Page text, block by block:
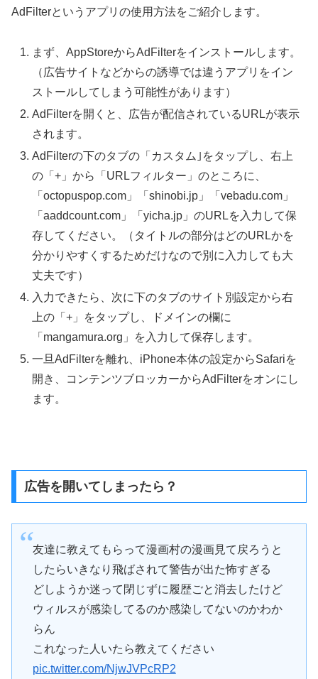
AdFilterというアプリの使用方法をご紹介します。
まず、AppStoreからAdFilterをインストールします。
（広告サイトなどからの誘導では違うアプリをイン
ストールしてしまう可能性があります）
AdFilterを開くと、広告が配信されているURLが表示
されます。
AdFilterの下のタブの「カスタム｣をタップし、右上
の「+」から「URLフィルター」のところに、
「octopuspop.com」「shinobi.jp」「vebadu.com」
「aaddcount.com」「yicha.jp」のURLを入力して保
存してください。（タイトルの部分はどのURLかを
分かりやすくするためだけなので別に入力しても大
丈夫です）
入力できたら、次に下のタブのサイト別設定から右
上の「+」をタップし、ドメインの欄に
「mangamura.org」を入力して保存します。
一旦AdFilterを離れ、iPhone本体の設定からSafariを
開き、コンテンツブロッカーからAdFilterをオンにし
ます。
広告を開いてしまったら？
友達に教えてもらって漫画村の漫画見て戻ろうと
したらいきなり飛ばされて警告が出た怖すぎる
どしようか迷って閉じずに履歴ごと消去したけど
ウィルスが感染してるのか感染してないのかわか
らん
これなった人いたら教えてください
pic.twitter.com/NjwJVPcRP2